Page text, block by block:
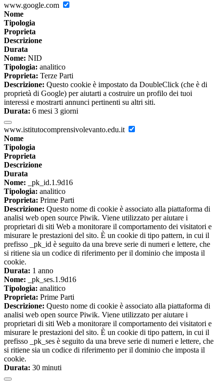
www.google.com
Nome
Tipologia
Proprieta
Descrizione
Durata
Nome: NID
Tipologia: analitico
Proprieta: Terze Parti
Descrizione: Questo cookie è impostato da DoubleClick (che è di
proprietà di Google) per aiutarti a costruire un profilo dei tuoi
interessi e mostrarti annunci pertinenti su altri siti.
Durata: 6 mesi 3 giorni
www.istitutocomprensivolevanto.edu.it
Nome
Tipologia
Proprieta
Descrizione
Durata
Nome: _pk_id.1.9d16
Tipologia: analitico
Proprieta: Prime Parti
Descrizione: Questo nome di cookie è associato alla piattaforma di
analisi web open source Piwik. Viene utilizzato per aiutare i
proprietari di siti Web a monitorare il comportamento dei visitatori e
misurare le prestazioni del sito. È un cookie di tipo pattern, in cui il
prefisso _pk_id è seguito da una breve serie di numeri e lettere, che
si ritiene sia un codice di riferimento per il dominio che imposta il
cookie.
Durata: 1 anno
Nome: _pk_ses.1.9d16
Tipologia: analitico
Proprieta: Prime Parti
Descrizione: Questo nome di cookie è associato alla piattaforma di
analisi web open source Piwik. Viene utilizzato per aiutare i
proprietari di siti Web a monitorare il comportamento dei visitatori e
misurare le prestazioni del sito. È un cookie di tipo pattern, in cui il
prefisso _pk_ses è seguito da una breve serie di numeri e lettere, che
si ritiene sia un codice di riferimento per il dominio che imposta il
cookie.
Durata: 30 minuti